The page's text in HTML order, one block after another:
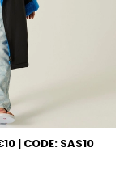
| CODE: SAS10